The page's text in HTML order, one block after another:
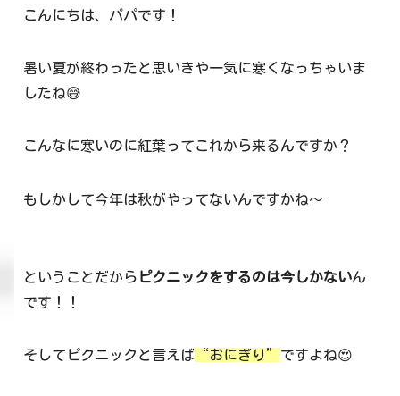
こんにちは、パパです！
暑い夏が終わったと思いきや一気に寒くなっちゃいま
したね😅
こんなに寒いのに紅葉ってこれから来るんですか？
もしかして今年は秋がやってないんですかね～
ということだから ピクニックをするのは今しかないん
です！！
そしてピクニックと言えば “おにぎり” ですよね😍